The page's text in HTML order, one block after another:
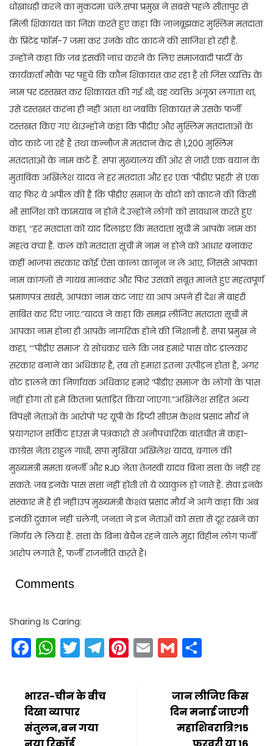
धोखाधड़ी करने का मुकदमा चले.सपा प्रमुख ने सबसे पहले सीतापुर से
मिली शिकायत का जिक्र करते हुए कहा कि जानबूझकर मुस्लिम मतदाता
के प्रिंटेड फॉर्म-7 जमा कर उनके वोट काटने की साजिश हो रही है.
उन्होंने कहा कि जब इसकी जांच करने के लिए समाजवादी पार्टी के
कार्यकर्ता मौके पर पहुंचे कि कौन शिकायत कर रहा है तो जिस व्यक्ति के
नाम पर दस्तखत कर शिकायत की गई थी, वह व्यक्ति अंगूठा लगाता था,
उसे दस्तखत करना ही नहीं आता था जबकि शिकायत में उसके फर्जी
दस्तखत किए गए थे।उन्होंने कहा कि पीडीए और मुस्लिम मतदाताओं के
वोट काटे जा रहे हैं तथा कन्नौज में मतदान केंद्र से 1,200 मुस्लिम
मतदाताओं के नाम कटे हैं. सपा मुख्यालय की ओर से जारी एक बयान के
मुताबिक अखिलेश यादव ने हर मतदाता और हर एक ‘पीडीए प्रहरी’ से एक
बार फिर ये अपील की है कि पीडीए समाज के वोटों को काटने की किसी
भी साजिश को कामयाब न होने दें.उन्होंने लोगों को सावधान करते हुए
कहा, ‘‘हर मतदाता को याद दिलाइए कि मतदाता सूची में आपके नाम का
महत्व क्या है. कल को मतदाता सूची में नाम न होने को आधार बनाकर
कहीं भाजपा सरकार कोई ऐसा काला क़ानून न ले आए, जिससे आपका
नाम कागज़ों से गायब मानकर और फिर उसको सबूत मानते हुए महत्वपूर्ण
प्रमाणपत्र सबसे, आपका नाम कट जाए या आप अपने ही देश में बाहरी
साबित कर दिए जाएं.”यादव ने कहा कि समझ लीजिए मतदाता सूची में
आपका नाम होना ही आपके नागरिक होने की निशानी है. सपा प्रमुख ने
कहा, ‘‘’पीडीए समाज’ ये सोचकर चले कि जब हमारे पास वोट डालकर
सरकार बनाने का अधिकार है, तब तो हमारा इतना उत्पीड़न होता है, अगर
वोट डालने का निर्णायक अधिकार हमारे ‘पीडीए समाज’ के लोगों के पास
नहीं होगा तो हमें कितना प्रताड़ित किया जाएगा.”अखिलेश सहित अन्य
विपक्षी नेताओं के आरोपों पर यूपी के डिप्टी सीएम केशव प्रसाद मौर्य ने
प्रयागराज सर्किट हाउस में पत्रकारों से अनौपचारिक बातचीत में कहा-
कांग्रेस नेता राहुल गांधी, सपा मुखिया अखिलेश यादव, बंगाल की
मुख्यमंत्री ममता बनर्जी और RJD नेता तेजस्वी यादव बिना सत्ता के नहीं रह
सकते. जब इनके पास सत्ता नहीं होती तो ये व्याकुल हो जाते हैं. सेवा इनके
संस्कार में है ही नहीं।उप मुख्यमंत्री केशव प्रसाद मौर्य ने आगे कहा कि अब
इनकी दुकान नहीं चलेगी, जनता ने इन नेताओं को सत्ता से दूर रखने का
निर्णय ले लिया है. सत्ता के बिना बेचैन रहने वाले मुद्दा विहीन लोग फर्जी
आरोप लगाते हैं, फर्जी राजनीति करते हैं।
Comments
Sharing Is Caring:
Facebook
WhatsApp
Twitter
Telegram
Pinterest
EmailGmail
भारत-चीन के बीच
दिखा व्यापार
संतुलन,बन गया
जान लीजिए किस
दिन मनाई जाएगी
महाशिवरात्रि?15